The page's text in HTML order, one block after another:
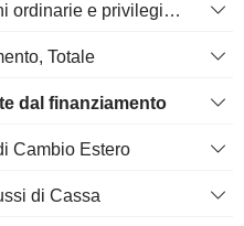
Dividendi pagati su azioni ordinarie e privilegiate
Totale
dal finanziamento
Cambio Estero
di Cassa